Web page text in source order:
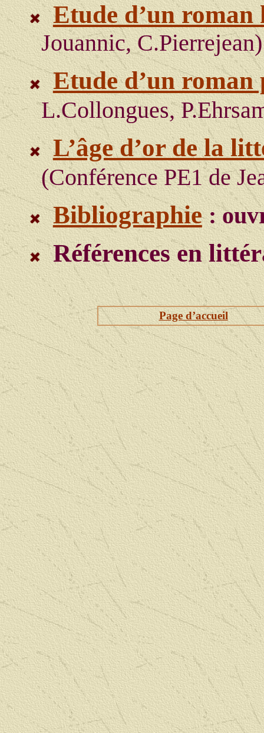
Etude d’un roman
Jouannic, C.Pierrejean)
Etude d’un roman
L.Collongues,
L’âge d’or de la
(Conférence PE1 de
Bibliographie :
Références en
Page d’accueil